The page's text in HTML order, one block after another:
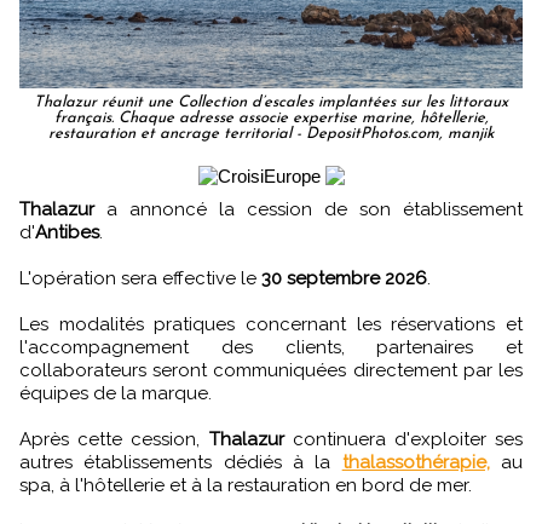
Thalazur réunit une Collection d’escales implantées sur les littoraux
français. Chaque adresse associe expertise marine, hôtellerie,
restauration et ancrage territorial - DepositPhotos.com, manjik
Thalazura annoncé la cession de son établissement
d'Antibes.
L'opération sera effective le 30 septembre 2026
Les modalités pratiques concernant les réservations et
l'accompagnement des clients, partenaires et
collaborateurs seront communiquées directement par les
équipes de la marque.
Après cette cession, Thalazurcontinuera d'exploiter ses
autres établissements dédiés à la thalassothérapie,au
spa, à l'hôtellerie et à la restauration en bord de mer.